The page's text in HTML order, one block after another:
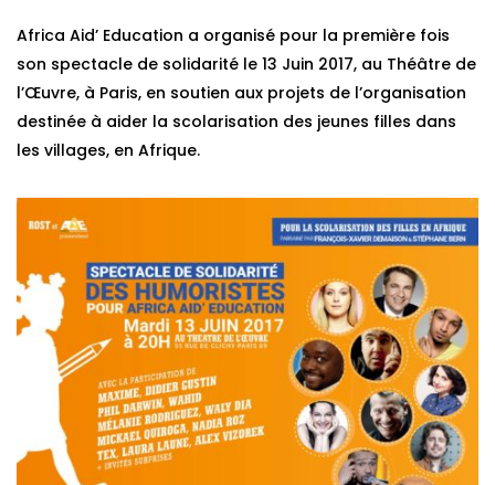
Africa Aid’ Education a organisé pour la première fois
son spectacle de solidarité le 13 Juin 2017, au Théâtre de
l’Œuvre, à Paris, en soutien aux projets de l’organisation
destinée à aider la scolarisation des jeunes filles dans
les villages, en Afrique.